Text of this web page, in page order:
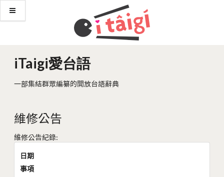
iTaigi愛台語
一部集結群眾編纂的開放台語辭典
維修公告
維修公告紀錄:
日期
事項